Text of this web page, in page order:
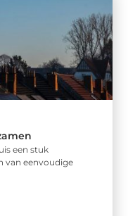
een stuk
van eenvoudige